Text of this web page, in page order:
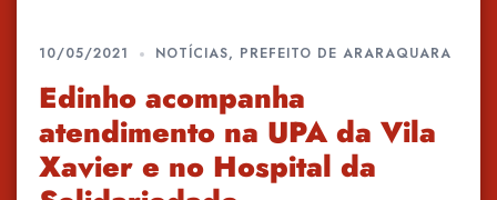
10/05/2021 NOTÍCIAS, PREFEITO DE ARARAQUARA
Edinho acompanha
atendimento na UPA da Vila
Xavier e no Hospital da